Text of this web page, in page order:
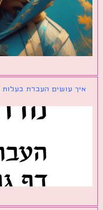
עושים העברת בעלות של